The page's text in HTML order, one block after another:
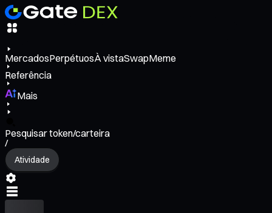
MercadosPerpétuosÀ vistaSwapMeme
Referência
Mais
Pesquisar token/carteira
/
Atividade